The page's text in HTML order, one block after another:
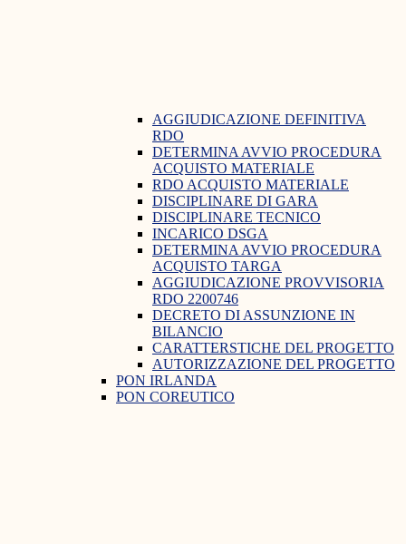
AGGIUDICAZIONE DEFINITIVA
RDO
DETERMINA AVVIO PROCEDURA
ACQUISTO MATERIALE
RDO ACQUISTO MATERIALE
DISCIPLINARE DI GARA
DISCIPLINARE TECNICO
INCARICO DSGA
DETERMINA AVVIO PROCEDURA
ACQUISTO TARGA
AGGIUDICAZIONE PROVVISORIA
RDO 2200746
DECRETO DI ASSUNZIONE IN
BILANCIO
CARATTERSTICHE DEL PROGETTO
AUTORIZZAZIONE DEL PROGETTO
PON IRLANDA
PON COREUTICO